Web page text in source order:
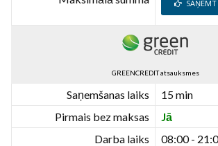
SAŅEMT
GREENCREDIT atsauksmes
Saņemšanas laiks
15 min
Pirmais bez maksas
Jā
Darba laiks
08:00 -